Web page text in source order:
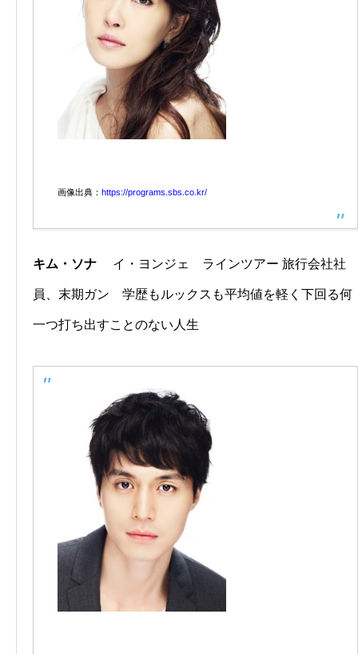
画像出典： https://programs.sbs.co.kr/
キム・ソナ イ・ヨンジェ ラインツアー 旅行会社社
員、末期ガン 学歴もルックスも平均値を軽く下回る何
一つ打ち出すことのない人生